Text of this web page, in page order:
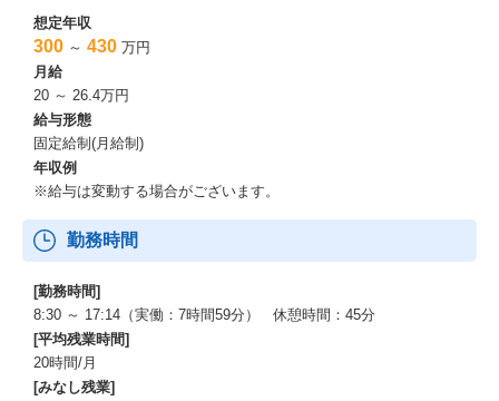
想定年収
300 ～ 430 万円
月給
20 ～ 26.4万円
給与形態
固定給制(月給制)
年収例
※給与は変動する場合がございます。
勤務時間
[勤務時間]
8:30 ～ 17:14（実働：7時間59分） 休憩時間：45分
[平均残業時間]
20時間/月
[みなし残業]